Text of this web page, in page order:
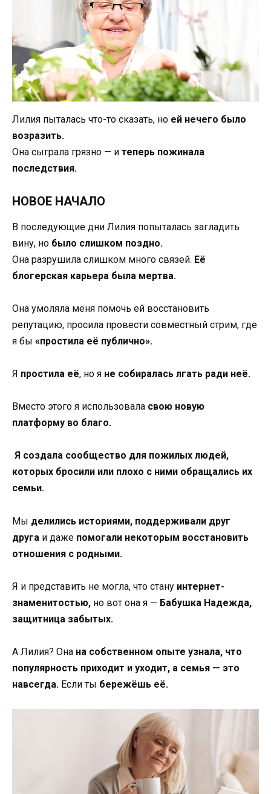
Лилия пыталась что-то сказать, но ей нечего было
возразить.
Она сыграла грязно — и теперь пожинала
последствия.
НОВОЕ НАЧАЛО
В последующие дни Лилия попыталась загладить
вину, но было слишком поздно.
Она разрушила слишком много связей. Её
блогерская карьера была мертва.
Она умоляла меня помочь ей восстановить
репутацию, просила провести совместный стрим, где
я бы «простила её публично».
Я простила её, но я не собиралась лгать ради неё.
Вместо этого я использовала свою новую
платформу во благо.
Я создала сообщество для пожилых людей,
которых бросили или плохо с ними обращались их
семьи.
Мы делились историями, поддерживали друг
друга и даже помогали некоторым восстановить
отношения с родными.
Я и представить не могла, что стану интернет-
знаменитостью, но вот она я — Бабушка Надежда,
защитница забытых.
А Лилия? Она на собственном опыте узнала, что
популярность приходит и уходит, а семья — это
навсегда. Если ты бережёшь её.